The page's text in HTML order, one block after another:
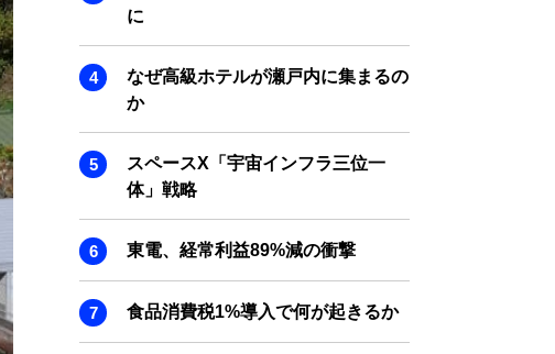
に
なぜ高級ホテルが瀬戸内に集まるの
か
スペースX「宇宙インフラ三位一
体」戦略
東電、経常利益89%減の衝撃
食品消費税1%導入で何が起きるか
SMART MARKETING JOURNAL
ADOPTABLE DOG JOURNAL